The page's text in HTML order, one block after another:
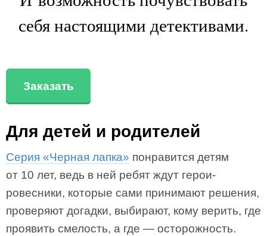
себя настоящими детективами.
Заказать
Для детей и родителей
Серия «Черная лапка» понравится детям
от 10 лет, ведь в ней ребят ждут герои-
ровесники, которые сами принимают решения,
проверяют догадки, выбирают, кому верить, где
проявить смелость, а где — осторожность.